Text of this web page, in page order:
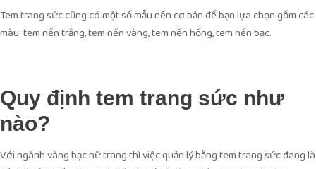
Tem trang sức cũng có một số mẫu nền cơ bản để bạn lựa chọn gồm các
màu: tem nền trắng, tem nền vàng, tem nền hồng, tem nền bạc.
Quy định tem trang sức như
nào?
Với ngành vàng bạc nữ trang thì việc quản lý bằng tem trang sức đang là